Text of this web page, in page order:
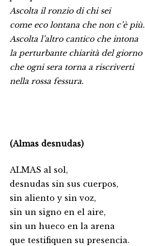
Ascolta il ronzio di chi sei
come eco lontana che non c’è più.
Ascolta l’altro cantico che intona
la perturbante chiarità del giorno
che ogni sera torna a riscriverti
nella rossa fessura.
(Almas desnudas)
ALMAS al sol,
desnudas sin sus cuerpos,
sin aliento y sin voz,
sin un signo en el aire,
sin un hueco en la arena
que testifiquen su presencia.